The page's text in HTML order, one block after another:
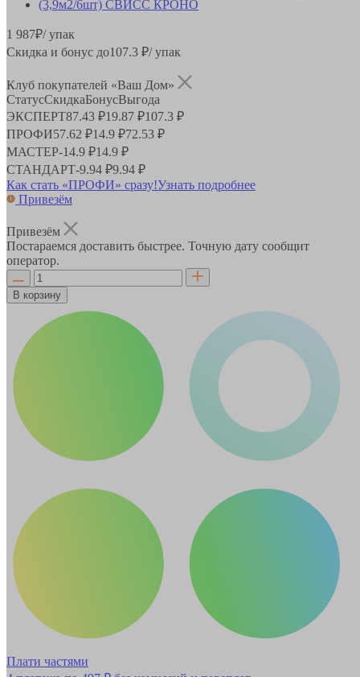
1 987₽/ упак
Скидка и бонус до107.3 ₽/ упак
Клуб покупателей «Ваш Дом»
СтатусСкидкаБонусВыгода
ЭКСПЕРТ87.43 ₽19.87 ₽107.3 ₽
ПРОФИ57.62 ₽14.9 ₽72.53 ₽
МАСТЕР-14.9 ₽14.9 ₽
СТАНДАРТ-9.94 ₽9.94 ₽
Как стать «ПРОФИ» сразу!Узнать подробнее
Привезём
Привезём
Постараемся доставить быстрее. Точную дату сообщит
оператор.
В корзину
Плати частями